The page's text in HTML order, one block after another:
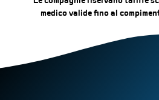
medico valide fino al